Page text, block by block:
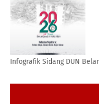
Infografik Sidang DUN